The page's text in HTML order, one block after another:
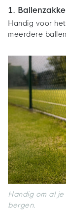
1.
Handig voor
meerdere
Handig om al
bergen.